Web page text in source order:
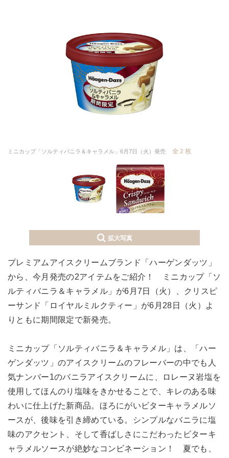
ミニカップ「ソルティバニラ＆キャラメル」6月7日（火）発売 全 2 枚
拡大写真
プレミアムアイスクリームブランド「ハーゲンダッツ」
から、今月発売の2アイテムをご紹介！ ミニカップ「ソ
ルティバニラ＆キャラメル」が6月7日（火）、クリスピ
ーサンド「ロイヤルミルクティー」が6月28日（火）よ
りともに期間限定で新発売。
ミニカップ「ソルティバニラ＆キャラメル」は、「ハー
ゲンダッツ」のアイスクリームのフレーバーの中でも人
気ナンバー1のバニラアイスクリームに、ロレーヌ岩塩を
使用してほんのり塩味をきかせることで、キレのある味
わいに仕上げた新商品。ほろにがいビターキャラメルソ
ースが、後味を引き締めている。シンプルなバニラに塩
味のアクセント、そして香ばしさにこだわったビターキ
ャラメルソースが絶妙なコンビネーション！ 夏でも、